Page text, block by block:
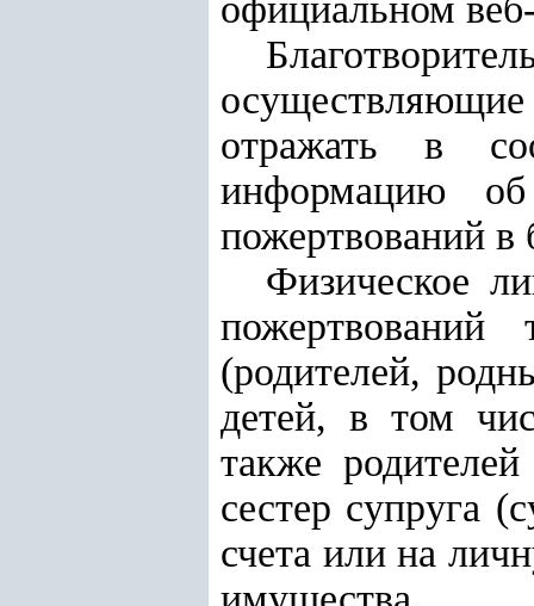
официальном
отражать в
информацию об
пожертвований в
Физическое
(родителей,
детей, в том
также
сестер супруга
счета или на